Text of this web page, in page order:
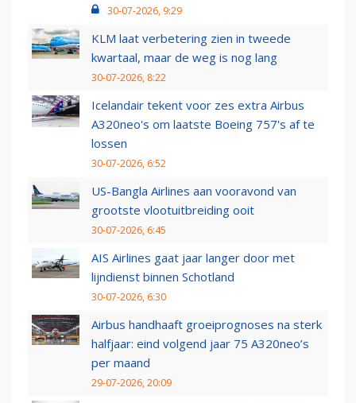
30-07-2026, 9:29
KLM laat verbetering zien in tweede
kwartaal, maar de weg is nog lang
30-07-2026, 8:22
Icelandair tekent voor zes extra Airbus
A320neo's om laatste Boeing 757's af te
lossen
30-07-2026, 6:52
US-Bangla Airlines aan vooravond van
grootste vlootuitbreiding ooit
30-07-2026, 6:45
AIS Airlines gaat jaar langer door met
lijndienst binnen Schotland
30-07-2026, 6:30
Airbus handhaaft groeiprognoses na sterk
halfjaar: eind volgend jaar 75 A320neo’s
per maand
29-07-2026, 20:09